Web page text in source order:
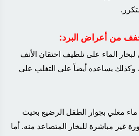
.
:
الماء على تلطيف احتقان الأنف
وكذلك يساعده أيضاً على التغلب على
ماء مغلي بجوار الطفل الرضيع بحيث
غير مباشرة للبخار المتصاعد منه. أما